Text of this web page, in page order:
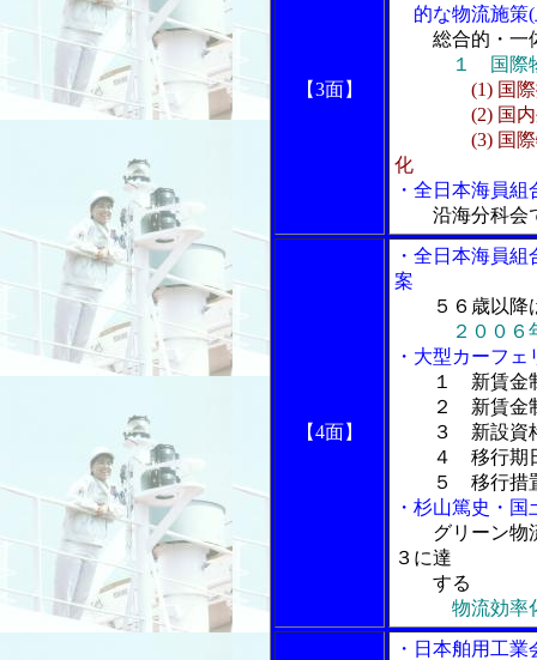
【3面】
的な物流施策(
総合的・一
１ 国際
(1) 国
(2) 国内外の
(3) 国際物流
化
・全日本海員
沿海分科会
【4面】
・全日本海員
案
５６歳以降
２００６
・大型カーフ
１ 新賃金
２ 新賃金
３ 新設資
４ 移行期日
５ 移行措置
・杉山篤史・
グリーン物
３に達
する
物流効率
・日本舶用工